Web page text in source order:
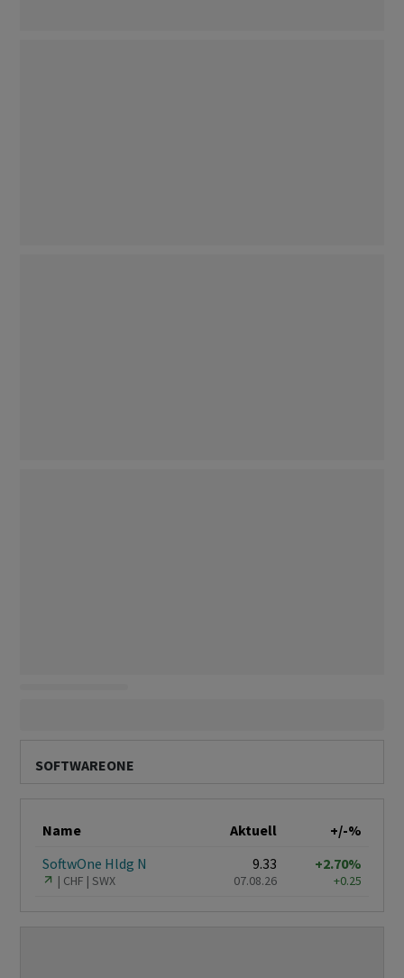
SOFTWAREONE
Name Aktuell
+/-%
SoftwOne Hldg N
CHF SWX
9.33
07.08.26
+2.70%
+0.25